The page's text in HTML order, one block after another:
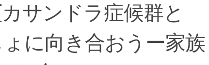
サンドラ症候群と
に向き合おうー家族